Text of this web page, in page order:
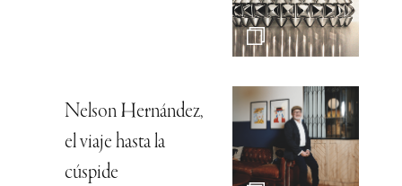
Nelson Hernández,
el viaje hasta la
cúspide